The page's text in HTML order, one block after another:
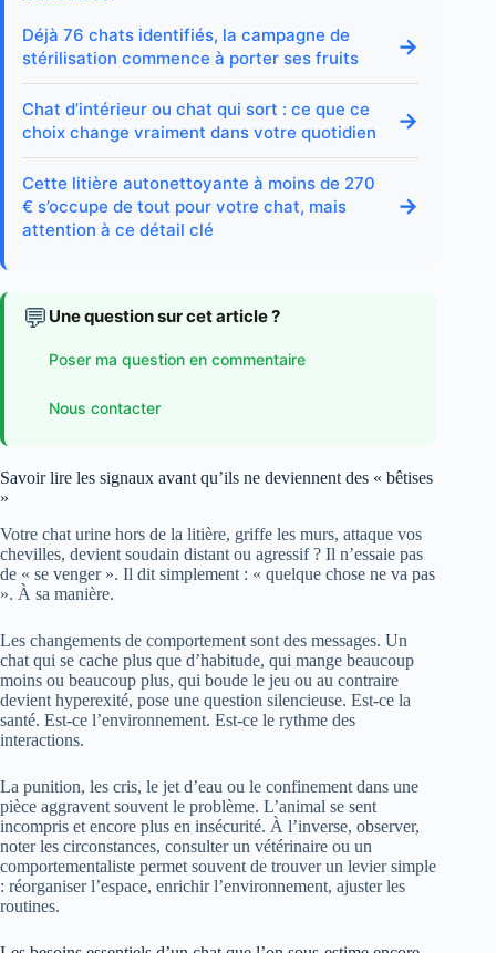
Déjà 76 chats identifiés, la campagne de
stérilisation commence à porter ses fruits
→
Chat d’intérieur ou chat qui sort : ce que ce
choix change vraiment dans votre quotidien
→
Cette litière autonettoyante à moins de 270
€ s’occupe de tout pour votre chat, mais
attention à ce détail clé
→
💬 Une question sur cet article ?
Poser ma question en commentaire
Nous contacter
Savoir lire les signaux avant qu’ils ne deviennent des « bêtises
»
Votre chat urine hors de la litière, griffe les murs, attaque vos
chevilles, devient soudain distant ou agressif ? Il n’essaie pas
de « se venger ». Il dit simplement : « quelque chose ne va pas
». À sa manière.
Les changements de comportement sont des messages. Un
chat qui se cache plus que d’habitude, qui mange beaucoup
moins ou beaucoup plus, qui boude le jeu ou au contraire
devient hyperexité, pose une question silencieuse. Est-ce la
santé. Est-ce l’environnement. Est-ce le rythme des
interactions.
La punition, les cris, le jet d’eau ou le confinement dans une
pièce aggravent souvent le problème. L’animal se sent
incompris et encore plus en insécurité. À l’inverse, observer,
noter les circonstances, consulter un vétérinaire ou un
comportementaliste permet souvent de trouver un levier simple
: réorganiser l’espace, enrichir l’environnement, ajuster les
routines.